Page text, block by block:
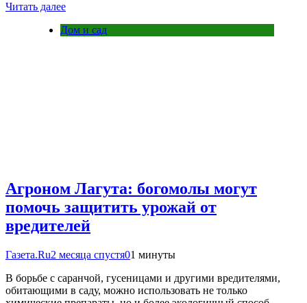
Читать далее
Дом и сад
Агроном Лагута: богомолы могут
помочь защитить урожай от
вредителей
Газета.Ru2 месяца спустя01 минуты
В борьбе с саранчой, гусеницами и другими вредителями,
обитающими в саду, можно использовать не только